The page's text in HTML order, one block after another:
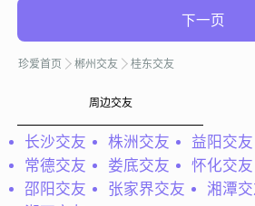
下一页
珍爱首页 郴州交友 桂东交友
周边交友
长沙交友 株洲交友 益阳交友
常德交友
娄底交友 怀化交友
邵阳交友
张家界交友 湘潭